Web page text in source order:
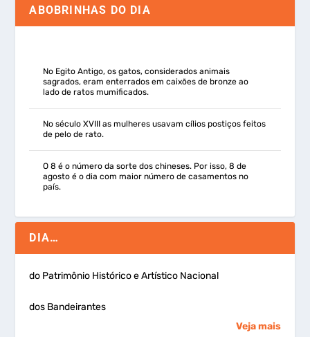
ABOBRINHAS DO DIA
No Egito Antigo, os gatos, considerados animais
sagrados, eram enterrados em caixões de bronze ao
lado de ratos mumificados.
No século XVIII as mulheres usavam cílios postiços feitos
de pelo de rato.
O 8 é o número da sorte dos chineses. Por isso, 8 de
agosto é o dia com maior número de casamentos no
país.
DIA…
do Patrimônio Histórico e Artístico Nacional
dos Bandeirantes
Veja mais